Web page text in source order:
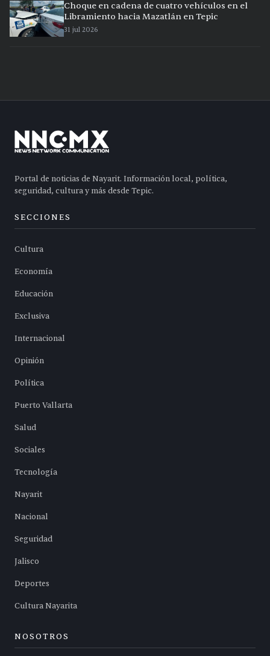
Choque en cadena de cuatro vehículos en el
Libramiento hacia Mazatlán en Tepic
31 jul 2026
Portal de noticias de Nayarit. Información local, política,
seguridad, cultura y más desde Tepic.
SECCIONES
Cultura
Economía
Educación
Exclusiva
Internacional
Opinión
Política
Puerto Vallarta
Salud
Sociales
Tecnología
Nayarit
Nacional
Seguridad
Jalisco
Deportes
Cultura Nayarita
NOSOTROS